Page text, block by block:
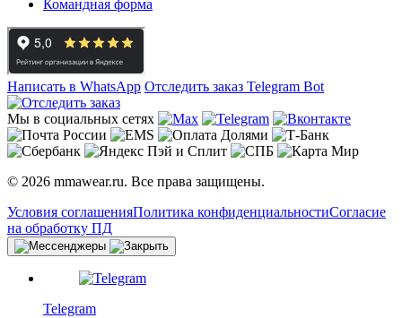
Командная форма
Написать в WhatsApp Отследить заказ Telegram Bot
Мы в социальных сетях
© 2026 mmawear.ru. Все права защищены.
Условия соглашенияПолитика конфиденциальностиСогласие
на обработку ПД
Telegram